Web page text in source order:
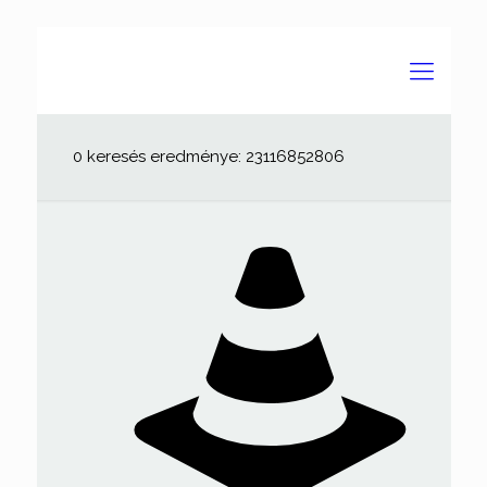
0 keresés eredménye: 23116852806